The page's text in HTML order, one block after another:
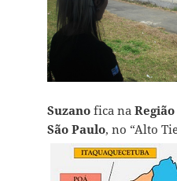
Suzanofica na
São Paulo, no “Alto